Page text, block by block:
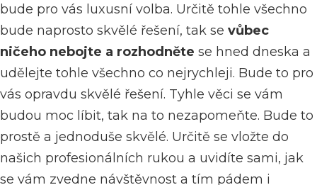
bude pro vás luxusní volba. Určitě tohle všechno
bude naprosto skvělé řešení, tak se vůbec
ničeho nebojte a rozhodněte se hned dneska a
udělejte tohle všechno co nejrychleji. Bude to pro
vás opravdu skvělé řešení. Tyhle věci se vám
budou moc líbit, tak na to nezapomeňte. Bude to
prostě a jednoduše skvělé. Určitě se vložte do
našich profesionálních rukou a uvidíte sami, jak
se vám zvedne návštěvnost a tím pádem i